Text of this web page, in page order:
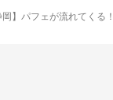
岡】パフェが流れてく